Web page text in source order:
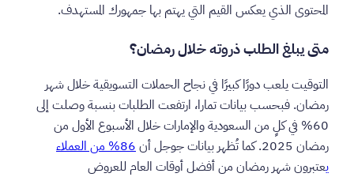
المحتوى الذي يعكس القيم التي يهتم بها جمهورك المستهدف.
متى يبلغ الطلب ذروته خلال رمضان؟
التوقيت يلعب دورًا كبيرًا في نجاح الحملات التسويقية خلال شهر
رمضان. فبحسب بيانات تمارا، ارتفعت الطلبات بنسبة وصلت إلى
60% في كلٍ من السعودية والإمارات خلال الأسبوع الأول من
رمضان 2025. كما تُظهر بيانات جوجل أن
86% من العملاء
يعتبرون شهر رمضان من أفضل أوقات العام للعروض